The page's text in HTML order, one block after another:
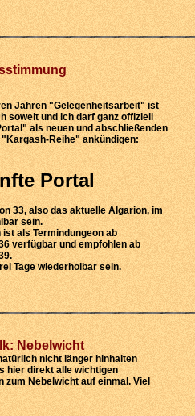
Jahren "Gelegenheitsarbeit" ist
soweit und ich darf ganz offiziell
als neuen und abschließenden
"Kargash-Reihe" ankündigen:
Portal
33, also das aktuelle Algarion, im
sein.
ist alsTermindungeon ab
verfügbar und empfohlen ab
Tage wiederholbarsein.
Nebelwicht
nicht länger hinhalten
hier direkt alle wichtigen
zum Nebelwicht auf einmal. Viel